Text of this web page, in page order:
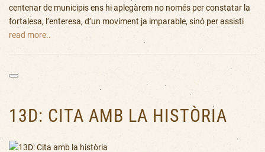
centenar de municipis ens hi aplegàrem no només per constatar la
fortalesa, l’enteresa, d’un moviment ja imparable, sinó per assisti
read more..
13D: CITA AMB LA HISTÒRIA